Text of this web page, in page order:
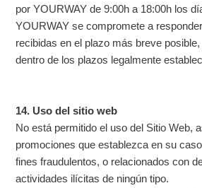
por YOURWAY de 9:00h a 18:00h los
YOURWAY se compromete a
recibidas en el plazo más breve
dentro de los plazos legalmente
14. Uso del sitio web
No está permitido el uso del Sitio Web,
promociones que establezca en su
fines fraudulentos, o relacionados con
actividades ilícitas de ningún tipo.